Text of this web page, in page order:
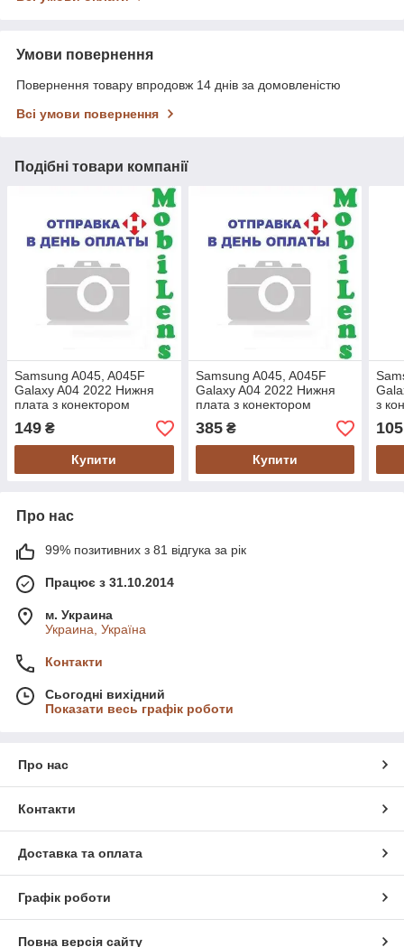
Умови повернення
Повернення товару впродовж 14 днів за домовленістю
Всі умови повернення
Подібні товари компанії
Samsung A045, A045F
Galaxy A04 2022 Нижня
плата з конектором
149 ₴
Купити
Samsung A045, A045F
Galaxy A04 2022 Нижня
плата з конектором
заряджання Original *PRC
385₴
Купити
з
105
Про нас
99% позитивних з 81 відгука за рік
Працює з 31.10.2014
м. Украина
Украина, Україна
Контакти
Сьогодні вихідний
Показати весь графік роботи
Про нас
Контакти
Доставка та оплата
Графік роботи
Повна версія сайту